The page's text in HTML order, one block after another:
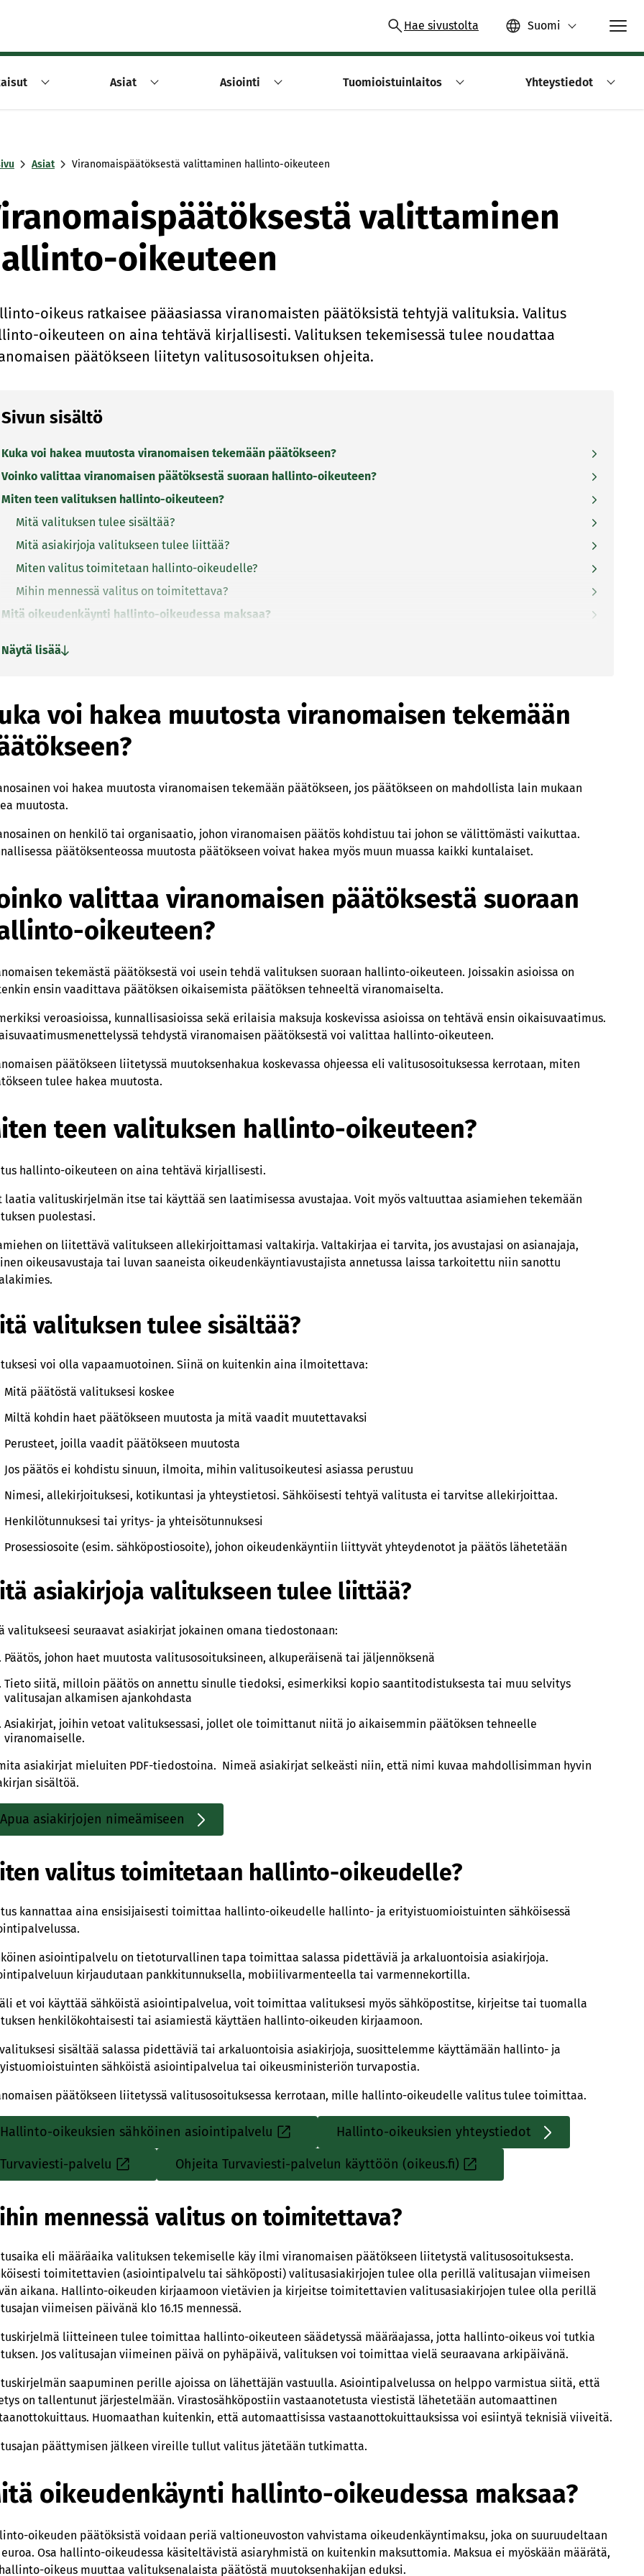
Hae sivustolta Suomi
Asiat Asiointi Tuomioistuinlaitos Yhteystiedot
Asiat Viranomaispäätöksestä valittaminen hallinto-oikeuteen
valittaminen
oikeuteen
oikeus ratkaisee pääasiassa viranomaisten päätöksistä tehtyjä valituksia. Valitus
oikeuteen on aina tehtävä kirjallisesti. Valituksen tekemisessä tulee noudattaa
päätökseen liitetyn valitusosoituksen ohjeita.
Sivun sisältö
Kuka voi hakea muutosta viranomaisen tekemään päätökseen?
Voinko valittaa viranomaisen päätöksestä suoraan hallinto-oikeuteen?
Miten teen valituksen hallinto-oikeuteen?
Mitä valituksen tulee sisältää?
Mitä asiakirjoja valitukseen tulee liittää?
Miten valitus toimitetaan hallinto-oikeudelle?
Mihin mennessä valitus on toimitettava?
Mitä oikeudenkäynti hallinto-oikeudessa maksaa?
Miten voin pyytää viranomaisen päätöksen täytäntöönpanon kieltämistä tai keskeyttämistä hallinto-
Milloin valitukseni ratkaistaan hallinto-oikeudessa?
Näytä lisää
voi hakea muutosta viranomaisen tekemään
voi hakea muutosta viranomaisen tekemään päätökseen, jos päätökseen on mahdollista lain mukaan
muutosta.
on henkilö tai organisaatio, johon viranomaisen päätös kohdistuu tai johon se välittömästi vaikuttaa.
päätöksenteossa muutosta päätökseen voivat hakea myös muun muassa kaikki kuntalaiset.
valittaa viranomaisen päätöksestä suoraan
oikeuteen?
tekemästä päätöksestä voi usein tehdä valituksen suoraan hallinto-oikeuteen. Joissakin asioissa on
ensin vaadittava päätöksen oikaisemista päätöksen tehneeltä viranomaiselta.
veroasioissa, kunnallisasioissa sekä erilaisia maksuja koskevissa asioissa on tehtävä ensin oikaisuvaatimus.
tehdystä viranomaisen päätöksestä voi valittaa hallinto-oikeuteen.
päätökseen liitetyssä muutoksenhakua koskevassa ohjeessa eli valitusosoituksessa kerrotaan, miten
tulee hakea muutosta.
teen valituksen hallinto-oikeuteen?
hallinto-oikeuteen on aina tehtävä kirjallisesti.
laatia valituskirjelmän itse tai käyttää sen laatimisessa avustajaa. Voit myös valtuuttaa asiamiehen tekemään
puolestasi.
on liitettävä valitukseen allekirjoittamasi valtakirja. Valtakirjaa ei tarvita, jos avustajasi on asianajaja,
oikeusavustaja tai luvan saaneista oikeudenkäyntiavustajista annetussa laissa tarkoitettu niin sanottu
valituksen tulee sisältää?
voi olla vapaamuotoinen. Siinä on kuitenkin aina ilmoitettava:
Mitä päätöstä valituksesi koskee
Miltä kohdin haet päätökseen muutosta ja mitä vaadit muutettavaksi
Perusteet, joilla vaadit päätökseen muutosta
Jos päätös ei kohdistu sinuun, ilmoita, mihin valitusoikeutesi asiassa perustuu
Nimesi, allekirjoituksesi, kotikuntasi ja yhteystietosi. Sähköisesti tehtyä valitusta ei tarvitse allekirjoittaa.
Henkilötunnuksesi tai yritys- ja yhteisötunnuksesi
Prosessiosoite (esim. sähköpostiosoite), johon oikeudenkäyntiin liittyvät yhteydenotot ja päätös lähetetään
asiakirjoja valitukseen tulee liittää?
valitukseesi seuraavat asiakirjat jokainen omana tiedostonaan:
Päätös, johon haet muutosta valitusosoituksineen, alkuperäisenä tai jäljennöksenä
Tieto siitä, milloin päätös on annettu sinulle tiedoksi, esimerkiksi kopio saantitodistuksesta tai muu selvitys
valitusajan alkamisen ajankohdasta
Asiakirjat, joihin vetoat valituksessasi, jollet ole toimittanut niitä jo aikaisemmin päätöksen tehneelle
viranomaiselle.
asiakirjat mieluiten PDF-tiedostoina. Nimeä asiakirjat selkeästi niin, että nimi kuvaa mahdollisimman hyvin
sisältöä.
Apua asiakirjojen nimeämiseen
Sisäinen
valitus toimitetaan hallinto-oikeudelle?
kannattaa aina ensisijaisesti toimittaa hallinto-oikeudelle hallinto- ja erityistuomioistuinten sähköisessä
asiointipalvelu on tietoturvallinen tapa toimittaa salassa pidettäviä ja arkaluontoisia asiakirjoja.
kirjaudutaan pankkitunnuksella, mobiilivarmenteella tai varmennekortilla.
et voi käyttää sähköistä asiointipalvelua, voit toimittaa valituksesi myös sähköpostitse, kirjeitse tai tuomalla
henkilökohtaisesti tai asiamiestä käyttäen hallinto-oikeuden kirjaamoon.
valituksesi sisältää salassa pidettäviä tai arkaluontoisia asiakirjoja, suosittelemme käyttämään hallinto- ja
sähköistä asiointipalvelua tai oikeusministeriön turvapostia.
päätökseen liitetyssä valitusosoituksessa kerrotaan, mille hallinto-oikeudelle valitus tulee toimittaa.
Hallinto-oikeuksien sähköinen asiointipalvelu
Sisäinen
linkki
Hallinto-oikeuksien yhteystiedot
Sisäinen
linkki
Turvaviesti-palvelu
Sisäinen
Ohjeita Turvaviesti-palvelun käyttöön (oikeus.fi)
Sisäinen
mennessä valitus on toimitettava?
eli määräaika valituksen tekemiselle käy ilmi viranomaisen päätökseen liitetystä valitusosoituksesta.
toimitettavien (asiointipalvelu tai sähköposti) valitusasiakirjojen tulee olla perillä valitusajan viimeisen
aikana. Hallinto-oikeuden kirjaamoon vietävien ja kirjeitse toimitettavien valitusasiakirjojen tulee olla perillä
viimeisen päivänä klo 16.15 mennessä.
liitteineen tulee toimittaa hallinto-oikeuteen säädetyssä määräajassa, jotta hallinto-oikeus voi tutkia
Jos valitusajan viimeinen päivä on pyhäpäivä, valituksen voi toimittaa vielä seuraavana arkipäivänä.
saapuminen perille ajoissa on lähettäjän vastuulla. Asiointipalvelussa on helppo varmistua siitä, että
on tallentunut järjestelmään. Virastosähköpostiin vastaanotetusta viestistä lähetetään automaattinen
Huomaathan kuitenkin, että automaattisissa vastaanottokuittauksissa voi esiintyä teknisiä viiveitä.
päättymisen jälkeen vireille tullut valitus jätetään tutkimatta.
oikeudenkäynti hallinto-oikeudessa maksaa?
oikeuden päätöksistä voidaan periä valtioneuvoston vahvistama oikeudenkäyntimaksu, joka on suuruudeltaan
euroa. Osa hallinto-oikeudessa käsiteltävistä asiaryhmistä on kuitenkin maksuttomia. Maksua ei myöskään määrätä,
oikeus muuttaa valituksenalaista päätöstä muutoksenhakijan eduksi.